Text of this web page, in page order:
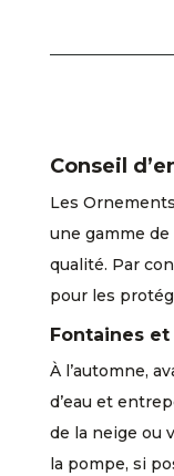
Conseil
Les
une gamme
qualité. Par
pour les
Fontaines et
À l’automne,
d’eau et
de la neige ou
la pompe, si